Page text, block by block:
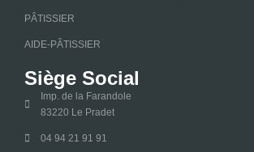
PÂTISSIER
AIDE-PÂTISSIER
Siège Social
Imp. de la Farandole
83220 Le Pradet
04 94 21 91 91